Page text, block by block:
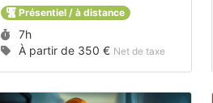
Présentiel / à distance
Durée :
7h
Prix :
À partir de 350 € Net de taxe